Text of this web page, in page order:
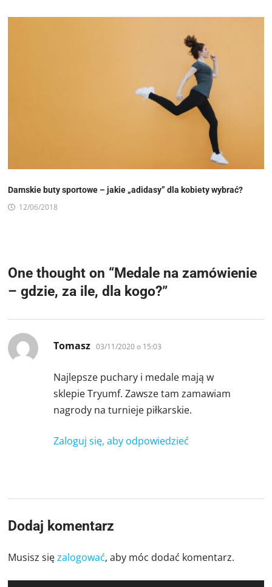
Damskie buty sportowe – jakie „adidasy” dla kobiety wybrać?
12/06/2018
One thought on “Medale na zamówienie
– gdzie, za ile, dla kogo?”
Tomasz pisze:
03/11/2020 o 15:03
Najlepsze puchary i medale mają w
sklepie Tryumf. Zawsze tam zamawiam
nagrody na turnieje piłkarskie.
Zaloguj się, aby odpowiedzieć
Dodaj komentarz
Musisz sięzalogować, aby móc dodać komentarz.